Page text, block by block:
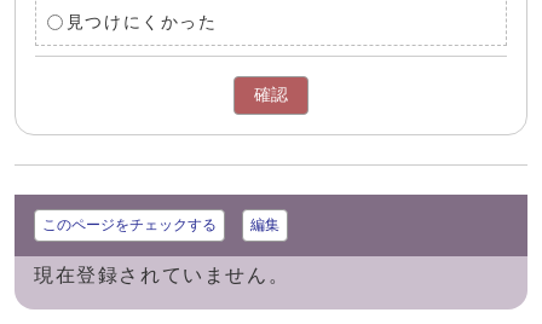
見つけにくかった
確認
このページをチェックする 編集
現在登録されていません。